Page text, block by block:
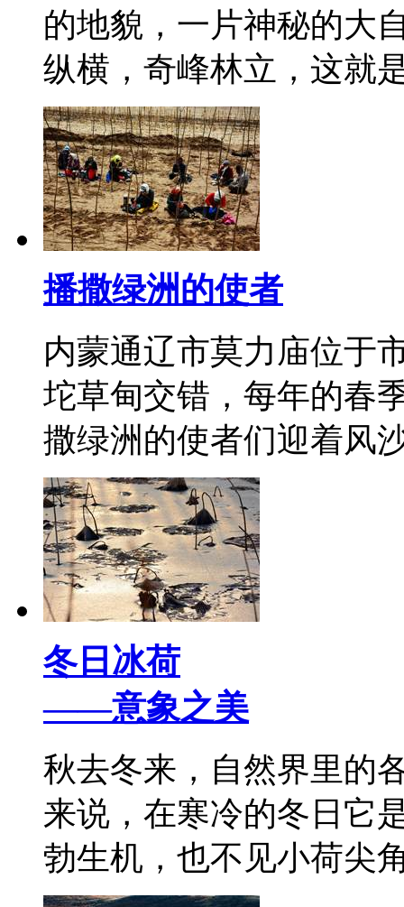
的地貌，一片神秘的大
纵横，奇峰林立，这
播撒绿洲的使者
内蒙通辽市莫力庙位于
坨草甸交错，每年的春
撒绿洲的使者们迎着
冬日冰荷
——意象之美
秋去冬来，自然界里的
来说，在寒冷的冬日它
勃生机，也不见小荷